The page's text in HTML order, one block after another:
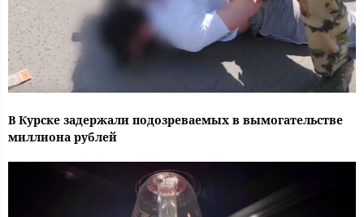
В Курске задержали подозреваемых в вымогательстве
миллиона рублей